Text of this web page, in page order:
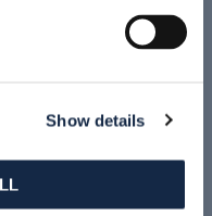
Show details
LEGGI TUTTO
Eventi